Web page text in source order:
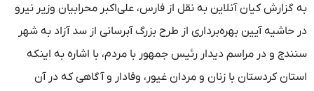
به گزارش کیان آنلاین به نقل از فارس، علی‌اکبر محرابیان وزیر نیرو
در حاشیه آیین بهره‌برداری از طرح بزرگ آبرسانی از سد آزاد به شهر
سنندج و در مراسم دیدار رئیس جمهور با مردم، با اشاره به اینکه
استان کردستان با زنان و مردان غیور، وفادار و آگاهی که در آن